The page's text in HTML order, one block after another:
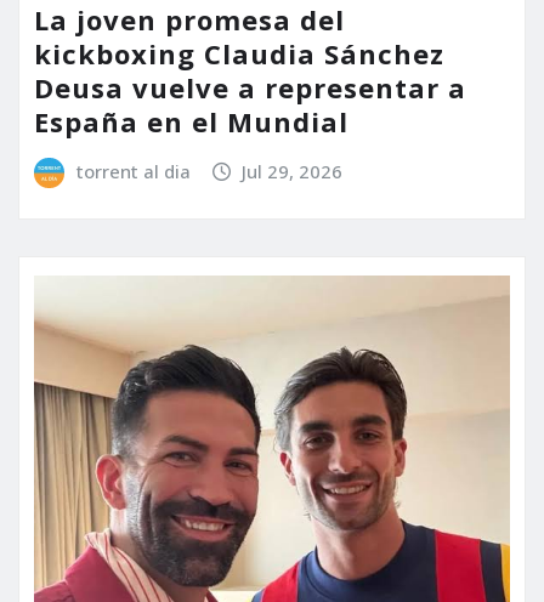
La joven promesa del
kickboxing Claudia Sánchez
Deusa vuelve a representar a
España en el Mundial
torrent al dia Jul 29, 2026